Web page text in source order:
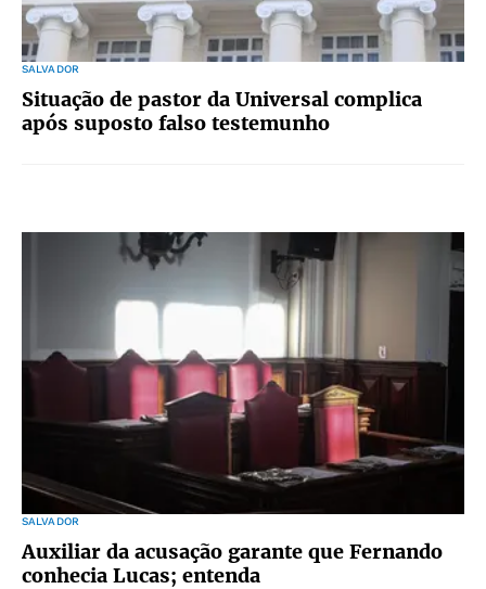
SALVADOR
Situação de pastor da Universal complica
após suposto falso testemunho
SALVADOR
Auxiliar da acusação garante que Fernando
conhecia Lucas; entenda